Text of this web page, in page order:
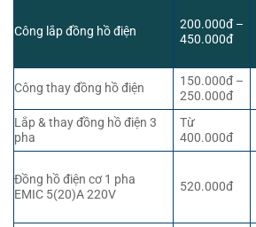
Công lắp đồng hồ điện
200.000đ –
450.000đ
Công thay đồng hồ điện
150.000đ –
250.000đ
Lắp & thay đồng hồ điện 3
pha
Từ
400.000đ
Đồng hồ điện cơ 1 pha
EMIC 5(20)A 220V
520.000đ